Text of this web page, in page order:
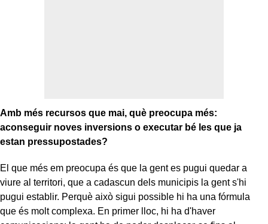
Amb més recursos que mai, què preocupa més:
aconseguir noves inversions o executar bé les que ja
estan pressupostades?
El que més em preocupa és que la gent es pugui quedar a
viure al territori, que a cadascun dels municipis la gent s'hi
pugui establir. Perquè això sigui possible hi ha una fórmula
que és molt complexa. En primer lloc, hi ha d'haver